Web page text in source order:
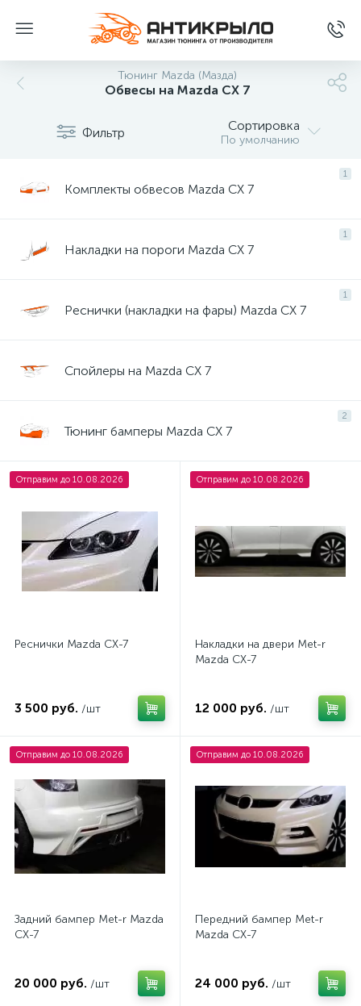
Тюнинг Mazda (Мазда)
Обвесы на Mazda CX 7
Фильтр Сортировка
По умолчанию
1
Комплекты обвесов Mazda CX 7
1
Накладки на пороги Mazda CX 7
1
Реснички (накладки на фары) Mazda CX 7
Спойлеры на Mazda CX 7
2
Тюнинг бамперы Mazda CX 7
Отправим до 10.08.2026
Реснички Mazda CX-7
3 500 руб. /шт
Отправим до 10.08.2026
Накладки на двери Met-r
Mazda CX-7
12 000 руб. /шт
Отправим до 10.08.2026
Задний бампер Met-r Mazda
CX-7
20 000 руб. /шт
Отправим до 10.08.2026
Передний бампер Met-r
Mazda CX-7
24 000 руб. /шт